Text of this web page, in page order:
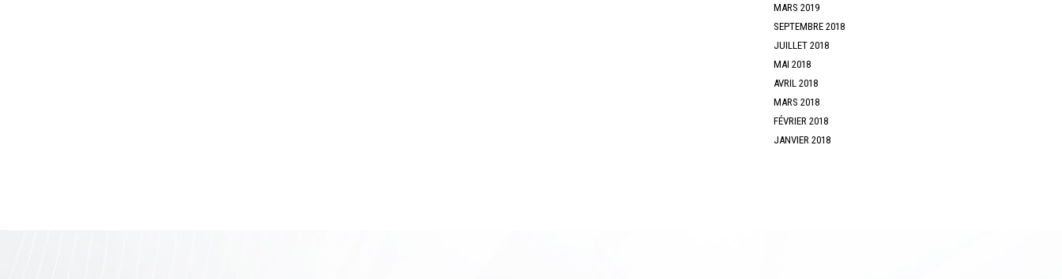
MARS 2019
SEPTEMBRE 2018
JUILLET 2018
MAI 2018
AVRIL 2018
MARS 2018
FÉVRIER 2018
JANVIER 2018